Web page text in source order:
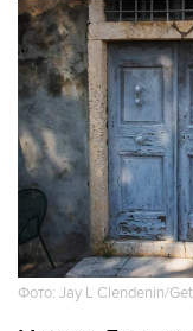
Фото: Jay L Clendenin/
Москва. 7